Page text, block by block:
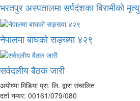
भरतपुर अस्पतालमा सर्पदंशका बिरामीको
नेपालमा बाघको सङ्ख्या ४२९
सर्वदलीय बैठक जारी
अयोध्या मिडिया प्रा. लि. द्वारा संचालित
दर्ता नम्बर: 00161/079/080